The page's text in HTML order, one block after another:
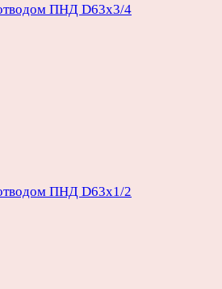
ПНД D63х3/4
ПНД D63х1/2